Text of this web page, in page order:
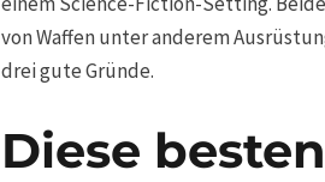
von Waffen unter anderem
drei gute Gründe.
Diese